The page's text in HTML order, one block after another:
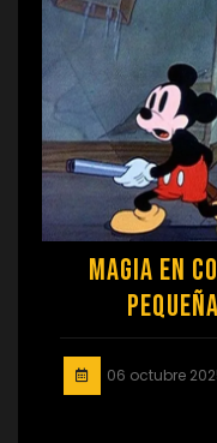
Magia en
06 octubre